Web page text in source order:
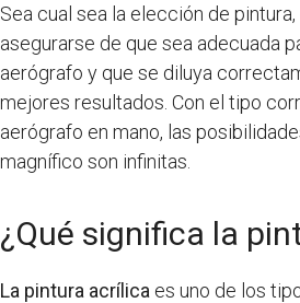
Sea cual sea la elección de
asegurarse de que sea adecuada
aerógrafo y que se diluya
mejores resultados. Con el tipo
aerógrafo en mano, las
magnífico son infinitas.
¿Qué significa la
La pintura acrílica es uno de los